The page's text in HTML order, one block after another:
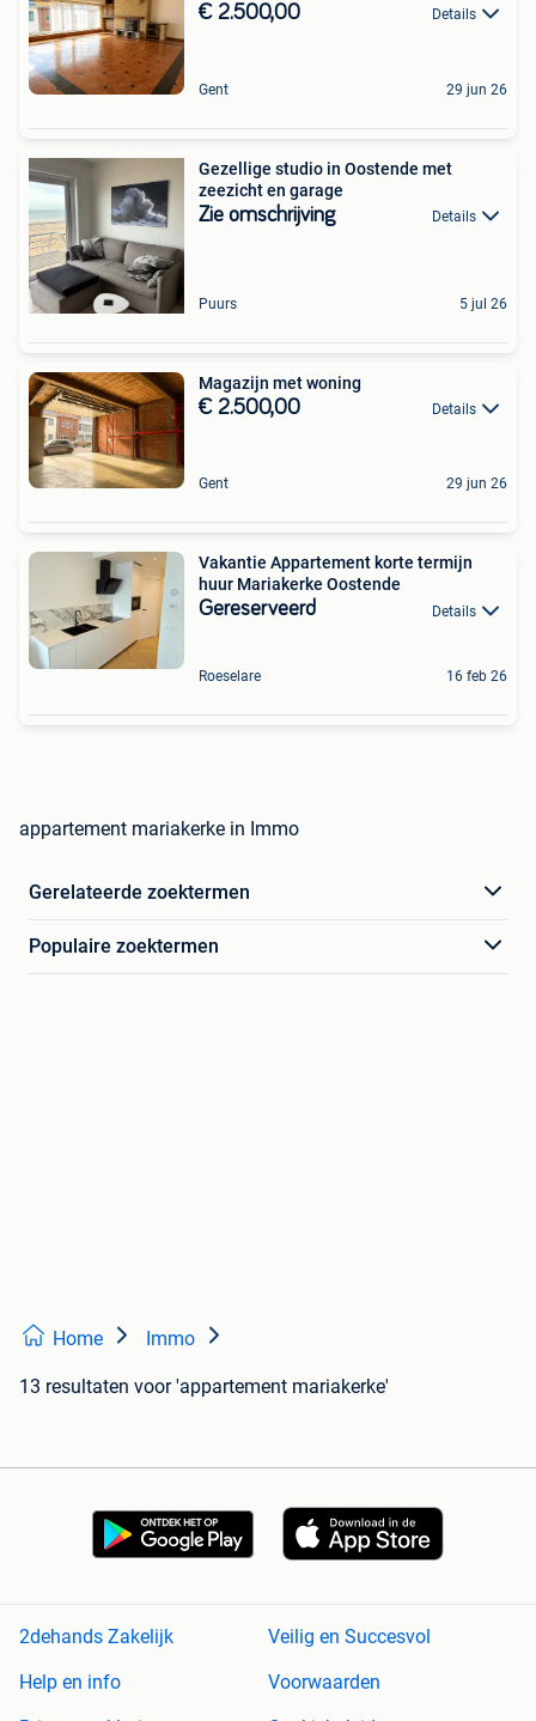
€ 2.500,00 Details
Gent 29 jun 26
Gezellige studio in Oostende met
zeezicht en garage
Zie omschrijving Details
Puurs 5 jul 26
Magazijn met woning
€ 2.500,00 Details
Gent 29 jun 26
Vakantie Appartement korte termijn
huur Mariakerke Oostende
Gereserveerd Details
Roeselare 16 feb 26
appartement mariakerke in Immo
Gerelateerde zoektermen
Populaire zoektermen
Home Immo
13 resultaten voor 'appartement mariakerke'
2dehands Zakelijk
Veilig en Succesvol
Help en info
Voorwaarden